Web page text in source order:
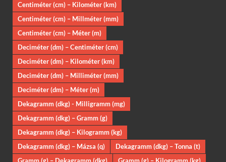
Centiméter (cm) – Kilométer (km)
Centiméter (cm) – Millméter (mm)
Centiméter (cm) – Méter (m)
Deciméter (dm) – Centiméter (cm)
Deciméter (dm) – Kilométer (km)
Deciméter (dm) – Milliméter (mm)
Deciméter (dm) – Méter (m)
Dekagramm (dkg) - Milligramm (mg)
Dekagramm (dkg) – Gramm (g)
Dekagramm (dkg) – Kilogramm (kg)
Dekagramm (dkg) – Mázsa (q)
Dekagramm (dkg) – Tonna (t)